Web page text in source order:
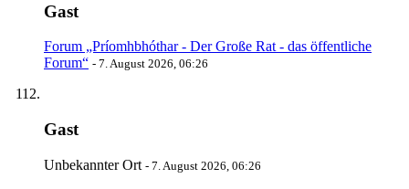
Gast
Forum „Príomhbhóthar - Der Große Rat - das öffentliche
Forum“ - 7. August 2026, 06:26
Gast
Unbekannter Ort - 7. August 2026, 06:26